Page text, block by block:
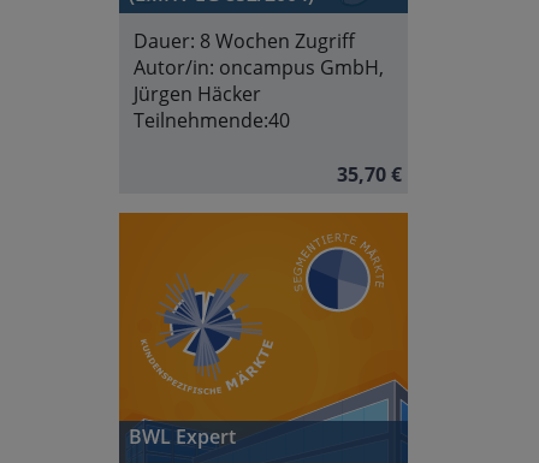
Dauer: 8 Wochen Zugriff
Autor/in: oncampus GmbH,
Jürgen Häcker
Teilnehmende:40
35,70 €
BWL Expert